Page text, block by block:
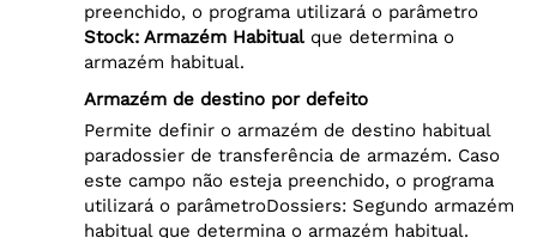
preenchido, o programa utilizará o parâmetro
Stock: Armazém Habitual que determina o
armazém habitual.
Armazém de destino por defeito
Permite definir o armazém de destino habitual
paradossier de transferência de armazém. Caso
este campo não esteja preenchido, o programa
utilizará o parâmetroDossiers: Segundo armazém
habitual que determina o armazém habitual.